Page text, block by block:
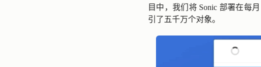
目中，我们将 Sonic 部署在每
引了五千万个对象。